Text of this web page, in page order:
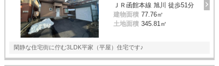
ＪＲ函館本線 旭川 徒歩51分
建物面積 77.76㎡
土地面積 345.81㎡
閑静な住宅街に佇む3LDK平家（平屋）住宅です♪